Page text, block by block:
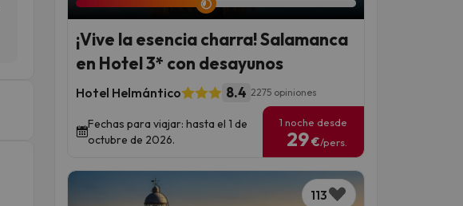
¡Vive la esencia charra! Salamanca
en Hotel 3* con desayunos
Hotel Helmántico 8.4 2275 opiniones
Fechas para viajar: hasta el 1 de
octubre de 2026.
1 noche desde
29€/pers.
113